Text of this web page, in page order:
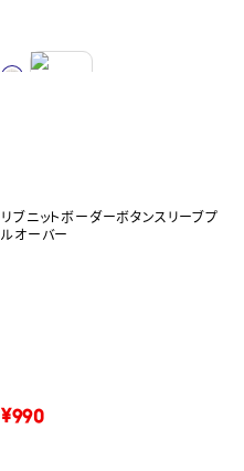
リブニットボーダーボタンスリーブプ
ルオーバー
¥990